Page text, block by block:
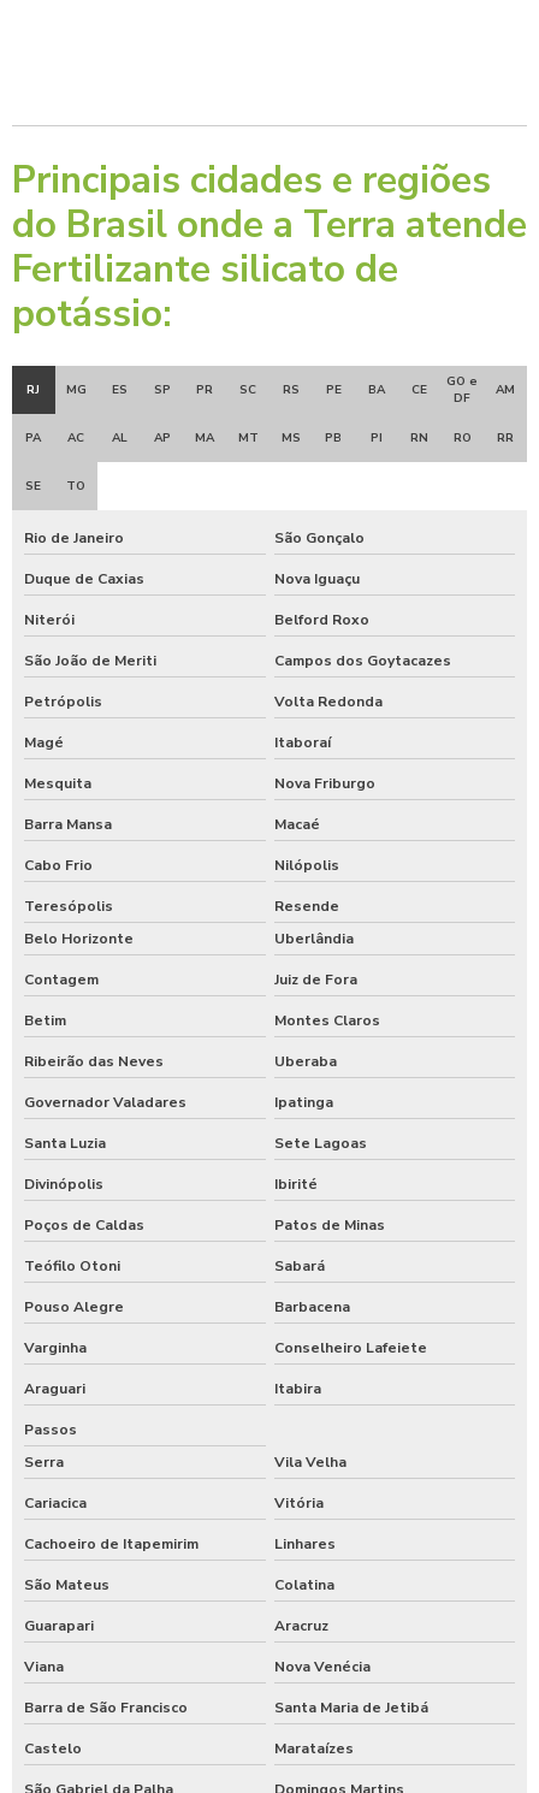
Principais cidades e regiões
do Brasil onde a Terra atende
Fertilizante silicato de
potássio:
RJ MG ES SP PR SC RS PE BA CE
GO e
DF
AM
PA AC AL AP MA MT MS PB PI RN RO RR
SE TO
Rio de Janeiro São Gonçalo
Duque de Caxias Nova Iguaçu
Niterói Belford Roxo
São João de Meriti Campos dos Goytacazes
Petrópolis Volta Redonda
Magé Itaboraí
Mesquita Nova Friburgo
Barra Mansa Macaé
Cabo Frio Nilópolis
Teresópolis
Resende
Belo Horizonte
Uberlândia
Contagem Juiz de Fora
Betim Montes Claros
Ribeirão das Neves Uberaba
Governador Valadares Ipatinga
Santa Luzia Sete Lagoas
Divinópolis Ibirité
Poços de Caldas Patos de Minas
Teófilo Otoni Sabará
Pouso Alegre Barbacena
Varginha Conselheiro Lafeiete
Araguari Itabira
Passos
Serra
Vila Velha
Cariacica Vitória
Cachoeiro de Itapemirim Linhares
São Mateus Colatina
Guarapari Aracruz
Viana Nova Venécia
Barra de São Francisco Santa Maria de Jetibá
Castelo Marataízes
São Gabriel da Palha Domingos Martins